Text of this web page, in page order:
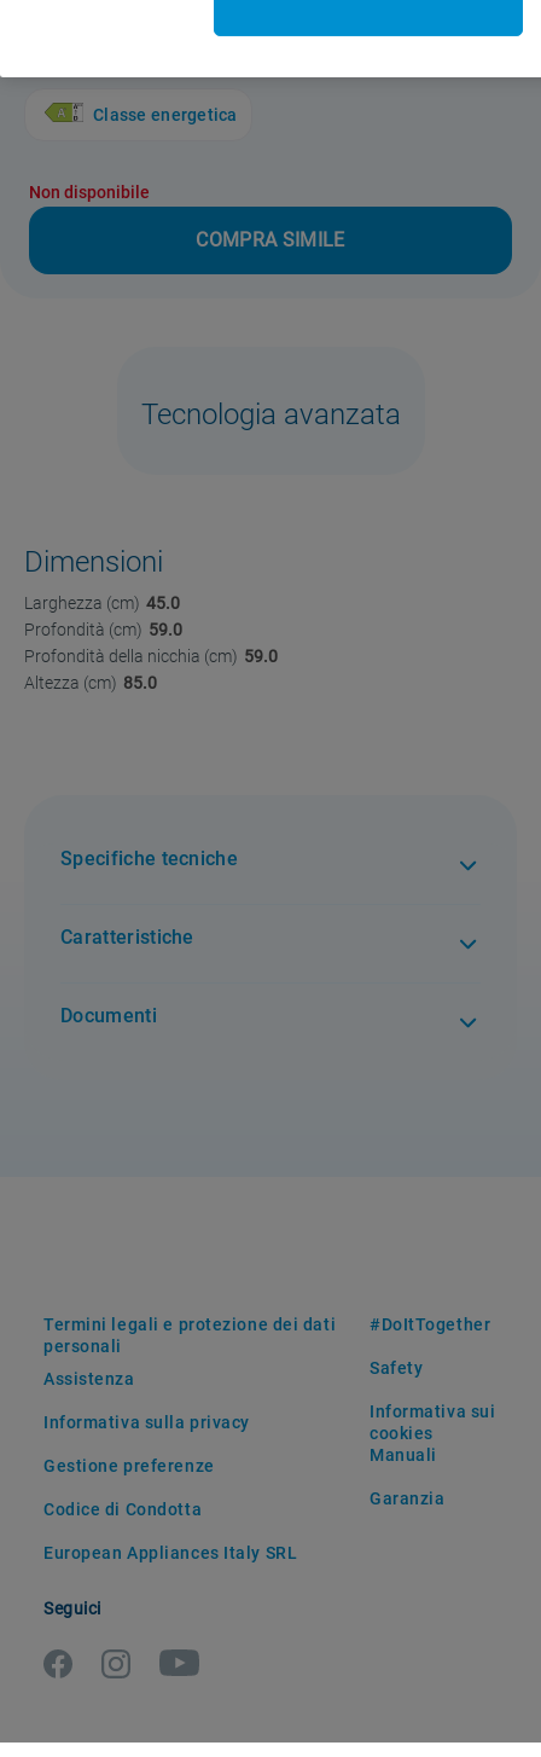
perfetta su ogni superficie.
Classe energetica
Non disponibile
COMPRA SIMILE
Tecnologia avanzata
Dimensioni
Larghezza (cm) 45.0
Profondità (cm) 59.0
Profondità della nicchia (cm) 59.0
Altezza (cm) 85.0
Specifiche tecniche
Caratteristiche
Documenti
Termini legali e protezione dei dati
personali
Assistenza
Informativa sulla privacy
Gestione preferenze
Codice di Condotta
European Appliances Italy SRL
#DoItTogether
Safety
Informativa sui
cookies
Manuali
Garanzia
Seguici